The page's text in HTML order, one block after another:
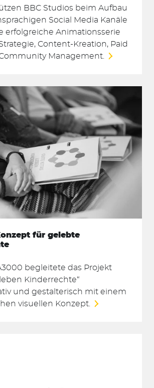
BBC Studios beim Aufbau
Social Media Kanäle
erfolgreiche Animationsserie
Content-Kreation, Paid
Management.
für gelebte
begleitete das Projekt
Kinderrechte“
und gestalterisch mit einem
visuellen Konzept.